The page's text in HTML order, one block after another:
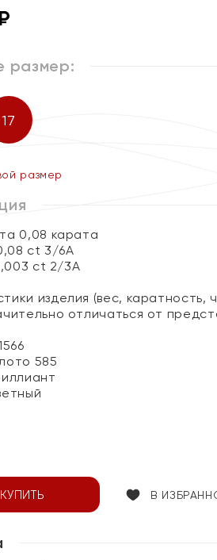
размер:
17
размер
0,08 карата
ct 3/6А
ct 2/3А
изделия (вес, каратность,
отличаться от
585
КУПИТЬ В